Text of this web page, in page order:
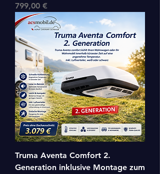
Preis
799,00 €
Truma Aventa Comfort 2.
Generation inklusive Montage zum